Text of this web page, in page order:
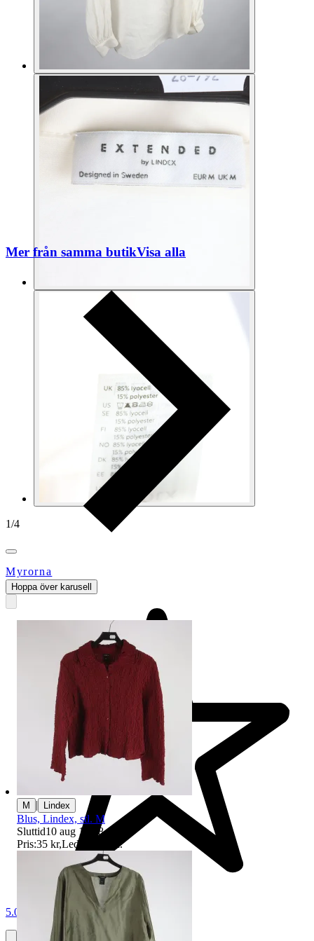
1/4
Myrorna
5.0
Mer från samma butikVisa alla
Hoppa över karusell
M | Lindex
Blus, Lindex, stl. M
Sluttid10 aug 19:58.
Pris:35 kr,Ledande bud.